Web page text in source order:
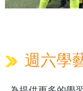
週六學